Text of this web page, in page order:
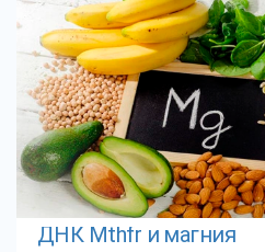
ДНК Mthfr и магния